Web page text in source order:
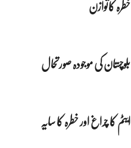
ایٹم کا چراغ اور خطرہ کا سایہ
خطرہ کاتوازن
بلوچستان کی موجودہ صورتحال